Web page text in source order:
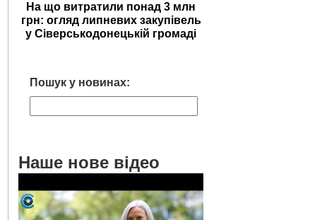
На що витратили понад 3 млн
грн: огляд липневих закупівель
у Сіверськодонецькій громаді
Пошук у новинах:
Наше нове відео